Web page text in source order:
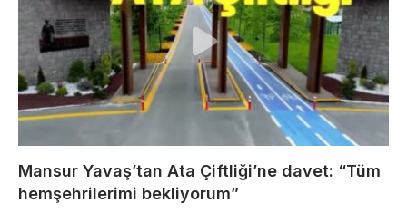
Mansur Yavaş’tan Ata Çiftliği’ne davet: “Tüm
hemşehrilerimi bekliyorum”